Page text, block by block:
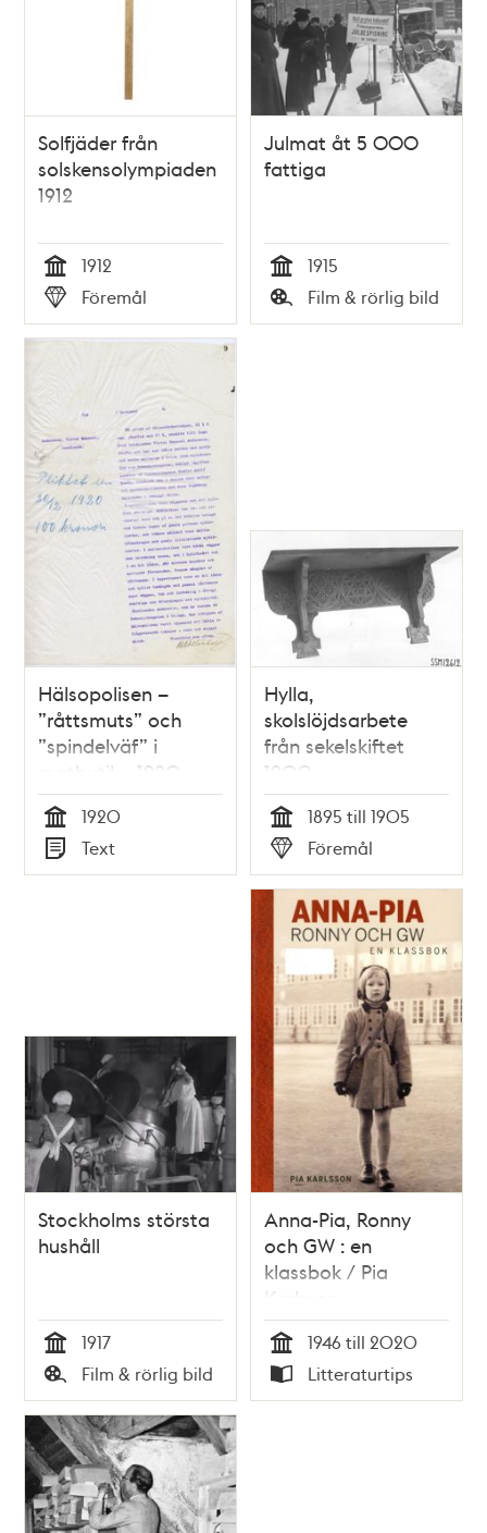
Solfjäder från
solskensolympiaden
1912
Tid
1912
Typ
Föremål
Julmat åt 5 000
fattiga
Tid
1915
Typ
Film & rörlig bild
Hälsopolisen –
”råttsmuts” och
”spindelväf” i
matbutik - 1920
Tid
1920
Typ
Text
Hylla,
skolslöjdsarbete
från sekelskiftet
1900
Tid
1895 till 1905
Typ
Föremål
Stockholms största
hushåll
Tid
1917
Typ
Film & rörlig bild
Anna-Pia, Ronny
och GW : en
klassbok / Pia
Karlsson
Tid
1946 till 2020
Typ
Litteraturtips